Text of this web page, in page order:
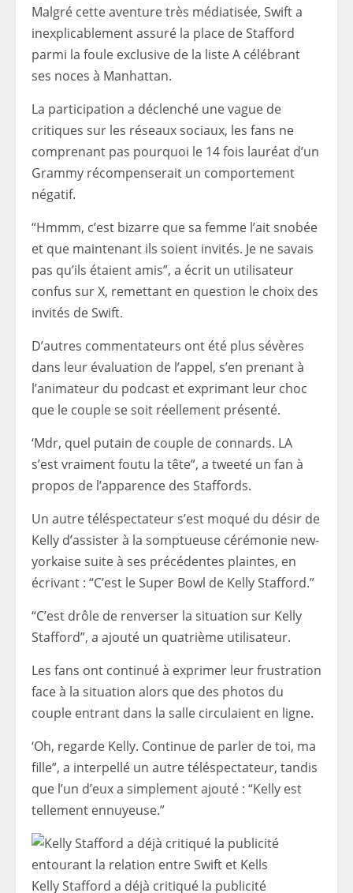
Malgré cette aventure très médiatisée, Swift a
inexplicablement assuré la place de Stafford
parmi la foule exclusive de la liste A célébrant
ses noces à Manhattan.
La participation a déclenché une vague de
critiques sur les réseaux sociaux, les fans ne
comprenant pas pourquoi le 14 fois lauréat d’un
Grammy récompenserait un comportement
négatif.
“Hmmm, c’est bizarre que sa femme l’ait snobée
et que maintenant ils soient invités. Je ne savais
pas qu’ils étaient amis”, a écrit un utilisateur
confus sur X, remettant en question le choix des
invités de Swift.
D’autres commentateurs ont été plus sévères
dans leur évaluation de l’appel, s’en prenant à
l’animateur du podcast et exprimant leur choc
que le couple se soit réellement présenté.
‘Mdr, quel putain de couple de connards. LA
s’est vraiment foutu la tête”, a tweeté un fan à
propos de l’apparence des Staffords.
Un autre téléspectateur s’est moqué du désir de
Kelly d’assister à la somptueuse cérémonie new-
yorkaise suite à ses précédentes plaintes, en
écrivant : “C’est le Super Bowl de Kelly Stafford.”
“C’est drôle de renverser la situation sur Kelly
Stafford”, a ajouté un quatrième utilisateur.
Les fans ont continué à exprimer leur frustration
face à la situation alors que des photos du
couple entrant dans la salle circulaient en ligne.
‘Oh, regarde Kelly. Continue de parler de toi, ma
fille”, a interpellé un autre téléspectateur, tandis
que l’un d’eux a simplement ajouté : “Kelly est
tellement ennuyeuse.”
Kelly Stafford a déjà critiqué la publicité